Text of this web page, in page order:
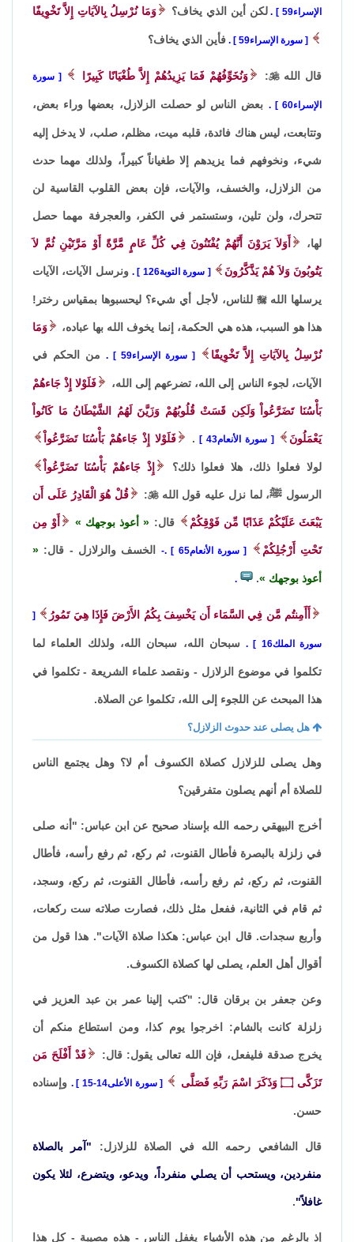
الإسراء59 .لكن أين الذي يخاف؟ وَمَا نُرْسِلُ بِالآيَاتِ إِلاَّ تَخْوِيفًا
سورة الإسراء59 . فأين الذي يخاف؟
قال الله
: وَنُخَوِّفُهُمْ فَمَا يَزِيدُهُمْ إِلاَّ طُغْيَانًا كَبِيرًا سورة
الإسراء60 . بعض الناس لو حصلت الزلازل، بعضها وراء بعض،
وتتابعت، ليس هناك فائدة، قلبه ميت، مظلم، صلب، لا يدخل إليه
شيء، ونخوفهم فما يزيدهم إلا طغياناً كبيراً، ولذلك مهما حدث
من الزلازل، والخسف، والآيات، فإن بعض القلوب القاسية لن
تتحرك، ولن تلين، وستستمر في الكفر، والعجرفة مهما حصل
لها، أَوَلاَ يَرَوْنَ أَنَّهُمْ يُفْتَنُونَ فِي كُلِّ عَامٍ مَّرَّةً أَوْ مَرَّتَيْنِ ثُمَّ لاَ
يَتُوبُونَ وَلاَ هُمْ يَذَّكَّرُونَ سورة التوبة126 .ونرسل الآيات، الآيات
يرسلها الله للناس، لأجل أي شيء؟ ليحسبوها بمقياس رختر!
هذا هو السبب، هذه هي الحكمة، إنما يخوف الله بها عباده، وَمَا
نُرْسِلُ بِالآيَاتِ إِلاَّ تَخْوِيفًا سورة الإسراء59 . من الحكم في
الآيات، لجوء الناس إلى الله، تضرعهم إلى الله، فَلَوْلا إِذْ جَاءهُمْ
بَأْسُنَا تَضَرَّعُواْ وَلَكِن قَسَتْ قُلُوبُهُمْ وَزَيَّنَ لَهُمُ الشَّيْطَانُ مَا كَانُواْ
يَعْمَلُونَ سورة الأنعام43 . فَلَوْلا إِذْ جَاءهُمْ بَأْسُنَا تَضَرَّعُواْ
لولا فعلوا ذلك، هلا فعلوا ذلك؟ إِذْ جَاءهُمْ بَأْسُنَا تَضَرَّعُواْ
الرسول ﷺ، لما نزل عليه قول الله
: قُلْ هُوَ الْقَادِرُ عَلَى أَن
يَبْعَثَ عَلَيْكُمْ عَذَابًا مِّن فَوْقِكُمْ قال: أعوذ بوجهك أَوْ مِن
تَحْتِ أَرْجُلِكُمْ سورة الأنعام65 .- الخسف والزلازل - قال:
أعوذ بوجهك .
.
أَأَمِنتُم مَّن فِي السَّمَاء أَن يَخْسِفَ بِكُمُ الأَرْضَ فَإِذَا هِيَ تَمُورُ
سورة الملك16 .سبحان الله، سبحان الله، ولذلك العلماء لما
تكلموا في موضوع الزلازل - ونقصد علماء الشريعة - تكلموا في
هذا المبحث عن اللجوء إلى الله، تكلموا عن الصلاة.
هل يصلى عند حدوث الزلازل؟
وهل يصلى للزلازل كصلاة الكسوف أم لا؟ وهل يجتمع الناس
للصلاة أم أنهم يصلون متفرقين؟
أخرج البيهقي رحمه الله بإسناد صحيح عن ابن عباس: "أنه صلى
في زلزلة بالبصرة فأطال القنوت، ثم ركع، ثم رفع رأسه، فأطال
القنوت، ثم ركع، ثم رفع رأسه، فأطال القنوت، ثم ركع، وسجد،
ثم قام في الثانية، ففعل مثل ذلك، فصارت صلاته ست ركعات،
وأربع سجدات. قال ابن عباس: هكذا صلاة الآيات". هذا قول من
أقوال أهل العلم، يصلى لها كصلاة الكسوف.
وعن جعفر بن برقان قال: "كتب إلينا عمر بن عبد العزيز في
زلزلة كانت بالشام: اخرجوا يوم كذا، ومن استطاع منكم أن
يخرج صدقة فليفعل، فإن الله تعالى يقول: قال: قَدْ أَفْلَحَ مَن
تَزَكَّى ۝ وَذَكَرَ اسْمَ رَبِّهِ فَصَلَّى سورة الأعلى14-15 . وإسناده
حسن.
قال الشافعي رحمه الله في الصلاة للزلازل: "آمر بالصلاة
منفردين، ويستحب أن يصلي منفرداً، ويدعو، ويتضرع، لئلا يكون
غافلاً".
إذ بالرغم من هذه الأشياء يغفل الناس - هذه مصيبة - كل هذا